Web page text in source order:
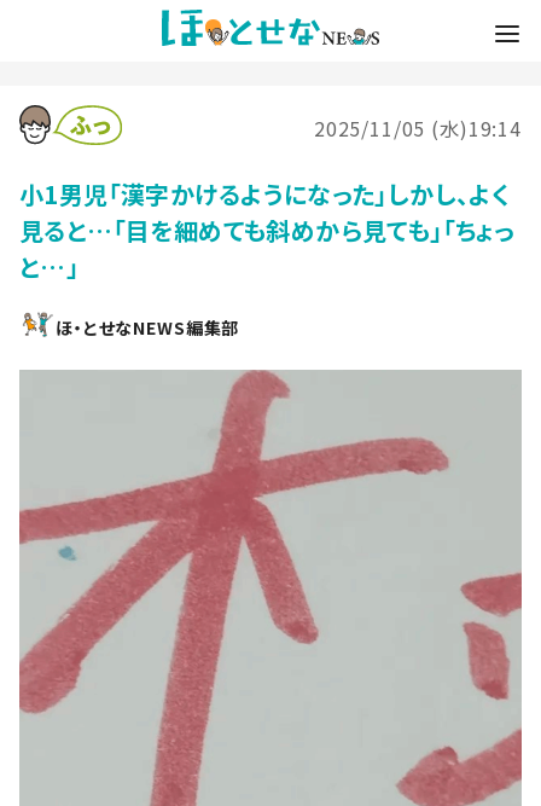
2025/11/05 (水)19:14
小1男児「漢字かけるようになった」しかし、よく
見ると…「目を細めても斜めから見ても」「ちょっ
と…」
ほ・とせなNEWS編集部